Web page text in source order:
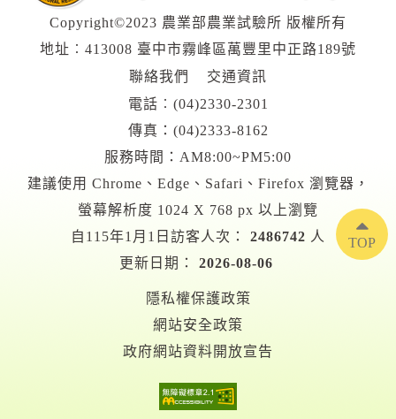
Copyright©2023 農業部農業試驗所 版權所有
地址︰413008 臺中市霧峰區萬豐里中正路189號
聯絡我們
交通資訊
電話︰ (04)2330-2301
傳真：(04)2333-8162
服務時間：AM8:00~PM5:00
建議使用 Chrome、Edge、Safari、Firefox 瀏覽器，
螢幕解析度 1024 X 768 px 以上瀏覽
自115年1月1日訪客人次：
2486742 人
更新日期：
2026-08-06
隱私權保護政策
網站安全政策
政府網站資料開放宣告
TOP